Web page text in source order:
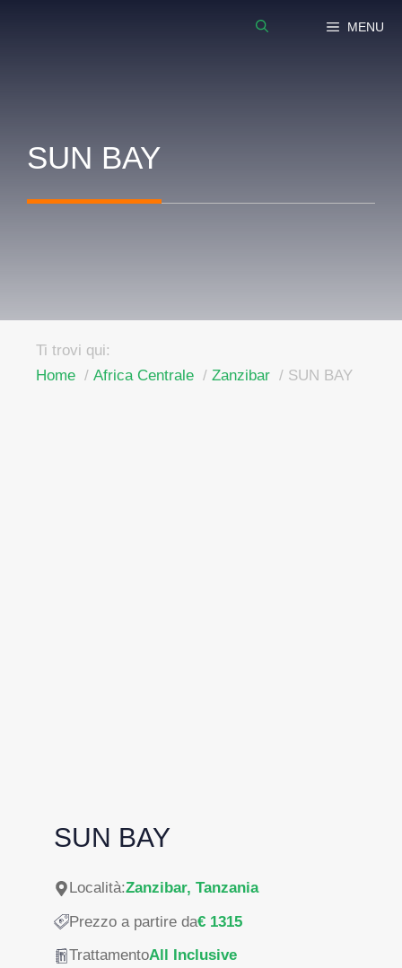
MENU
SUN BAY
Ti trovi qui:
Home
Africa Centrale Zanzibar SUN BAY
SUN BAY
Località:Zanzibar, Tanzania
Prezzo a partire da€ 1315
TrattamentoAll Inclusive